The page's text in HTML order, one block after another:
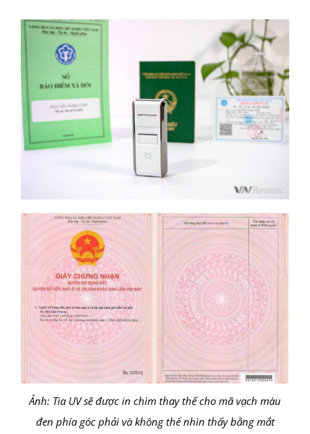
Ảnh: Tia UV sẽ được in chìm thay thế cho mã vạch màu
đen phía góc phải và không thể nhìn thấy bằng mắt